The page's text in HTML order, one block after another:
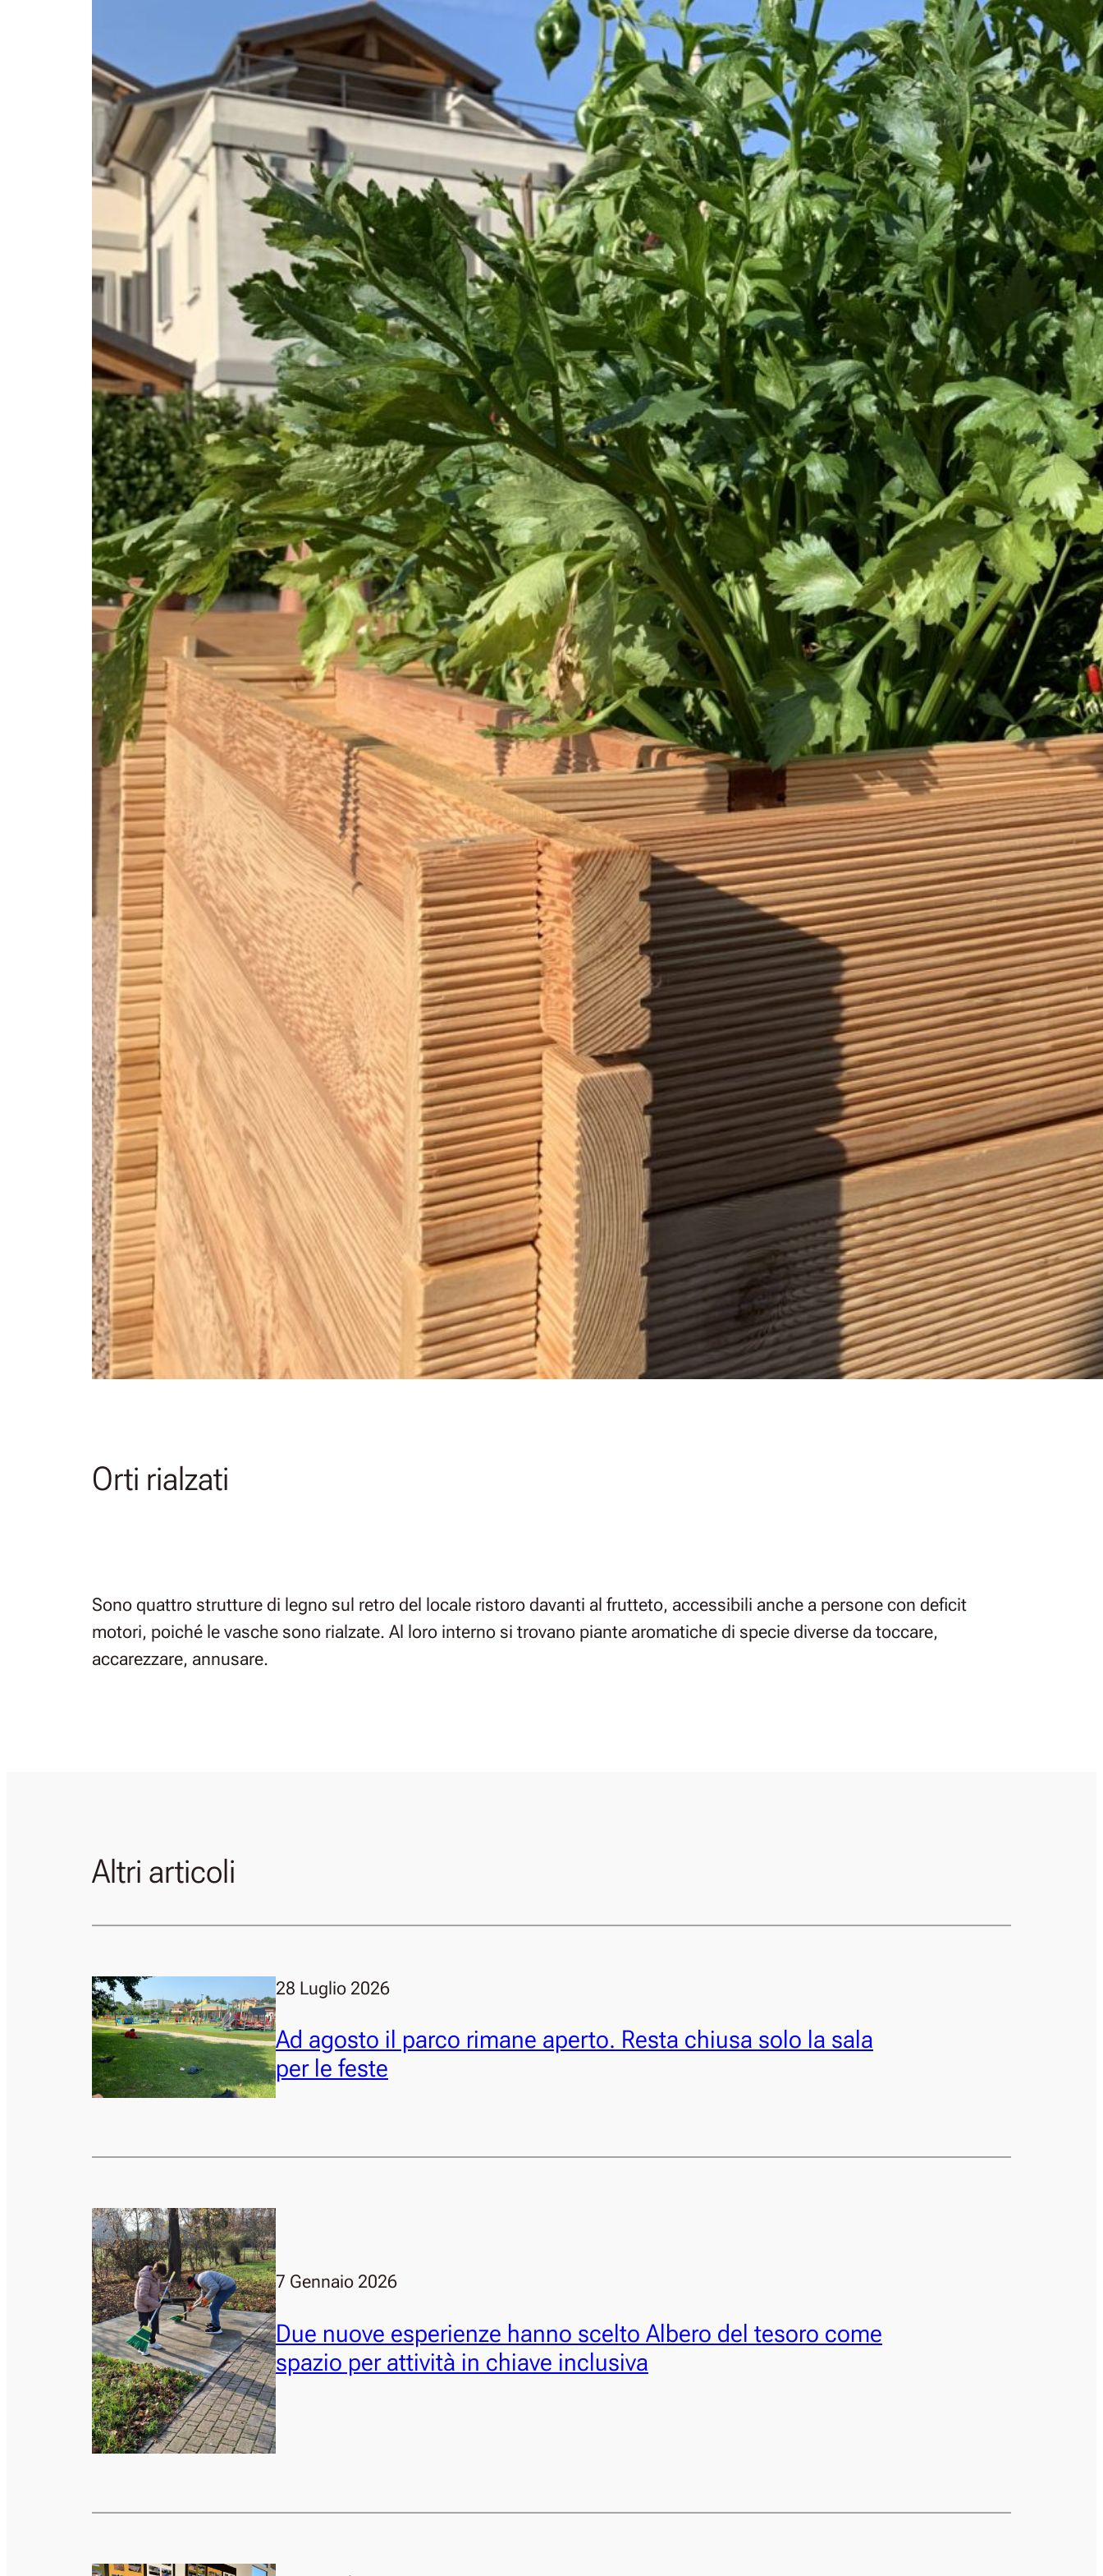
Orti rialzati
Sono quattro strutture di legno sul retro del locale ristoro davanti al frutteto, accessibili anche a persone con deficit
motori, poiché le vasche sono rialzate. Al loro interno si trovano piante aromatiche di specie diverse da toccare,
accarezzare, annusare.
Altri articoli
28 Luglio 2026
Ad agosto il parco rimane aperto. Resta chiusa solo la sala
per le feste
7 Gennaio 2026
Due nuove esperienze hanno scelto Albero del tesoro come
spazio per attività in chiave inclusiva